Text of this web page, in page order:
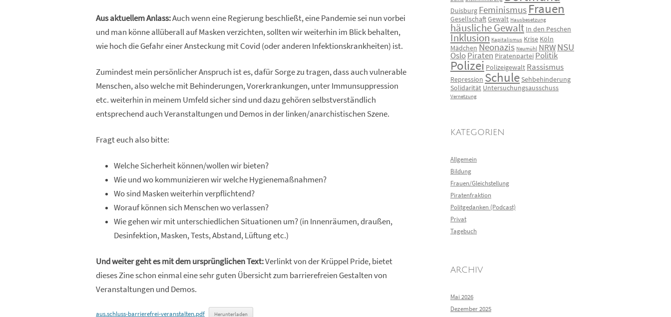
Aus aktuellem Anlass:Auch wenn eine Regierung beschließt, eine Pandemie sei nun vorbei
und man könne allüberall auf Masken verzichten, sollten wir weiterhin im Blick behalten,
wie hoch die Gefahr einer Ansteckung mit Covid (oder anderen Infektionskrankheiten) ist.
Zumindest mein persönlicher Anspruch ist es, dafür Sorge zu tragen, dass auch vulnerable
Menschen, also welche mit Behinderungen, Vorerkrankungen, unter Immunsuppression
etc. weiterhin in meinem Umfeld sicher sind und dazu gehören selbstverständlich
entsprechend auch Veranstaltungen und Demos in der linken/anarchistischen Szene.
Fragt euch also bitte:
Welche Sicherheit können/wollen wir bieten?
Wie und wo kommunizieren wir welche Hygienemaßnahmen?
Wo sind Masken weiterhin verpflichtend?
Worauf können sich Menschen wo verlassen?
Wie gehen wir mit unterschiedlichen Situationen um? (in Innenräumen, draußen,
Desinfektion, Masken, Tests, Abstand, Lüftung etc.)
Und weiter geht es mit dem ursprünglichen Text:Verlinkt von der Krüppel Pride, bietet
dieses Zine schon einmal eine sehr guten Übersicht zum barrierefreien Gestalten von
Veranstaltungen und Demos.
aus.schluss-barrierefrei-veranstalten.pdf Herunterladen
Duisburg Feminismus Frauen
GesellschaftGewalt Hausbesetzung
häusliche Gewalt In den Peschen
Inklusion Kapitalismus Krise Köln
Mädchen Neonazis Neumühl NRWNSU
OsloPiraten Piratenpartei Politik
Polizei Polizeigewalt Rassismus
Repression Schule Sehbehinderung
Solidarität Untersuchungsausschuss
Vernetzung
KATEGORIEN
Allgemein
Bildung
Frauen/Gleichstellung
Piratenfraktion
Politgedanken (Podcast)
Privat
Tagebuch
ARCHIV
Mai 2026
Dezember 2025